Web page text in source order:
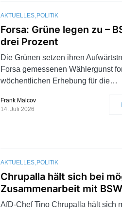
AKTUELLES POLITIK
Forsa: Grüne legen zu –
drei Prozent
Die Grünen setzen ihren
Forsa gemessenen Wählergunst
wöchentlichen Erhebung für die…
Frank Malcov
14. Juli 2026
AKTUELLES POLITIK
Chrupalla hält sich bei
Zusammenarbeit mit
AfD-Chef Tino Chrupalla hält sich